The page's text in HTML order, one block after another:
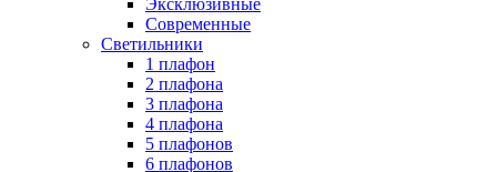
Эксклюзивные
Современные
Светильники
1 плафон
2 плафона
3 плафона
4 плафона
5 плафонов
6 плафонов